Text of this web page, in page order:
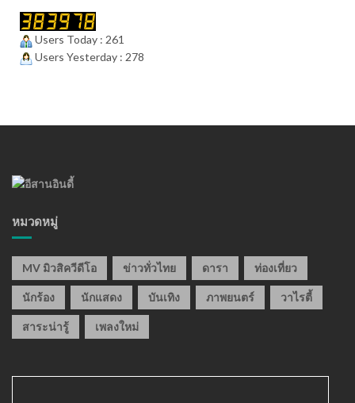
Users Today : 261
Users Yesterday : 278
หมวดหมู่
MV มิวสิควีดีโอ ข่าวทั่วไทย ดารา ท่องเที่ยว
นักร้อง นักแสดง บันเทิง ภาพยนตร์ วาไรตี้
สาระน่ารู้ เพลงใหม่